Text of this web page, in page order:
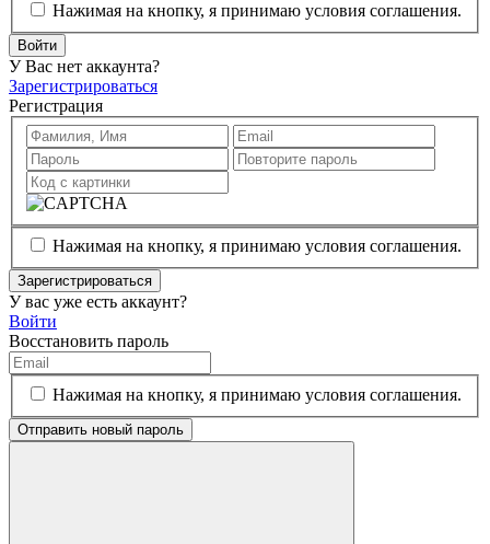
Нажимая на кнопку, я принимаю условия соглашения.
Войти
У Вас нет аккаунта?
Зарегистрироваться
Регистрация
Нажимая на кнопку, я принимаю условия соглашения.
Зарегистрироваться
У вас уже есть аккаунт?
Войти
Восстановить пароль
Нажимая на кнопку, я принимаю условия соглашения.
Отправить новый пароль